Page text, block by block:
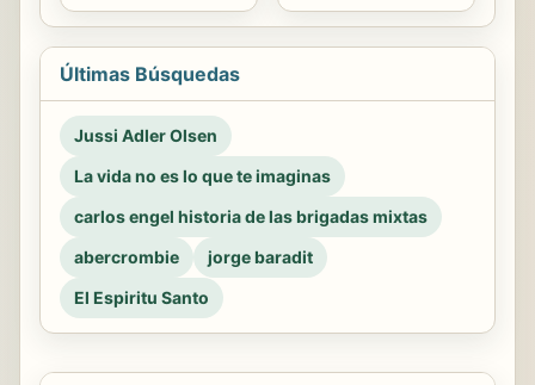
Últimas Búsquedas
Jussi Adler Olsen
La vida no es lo que te imaginas
carlos engel historia de las brigadas mixtas
abercrombie
jorge baradit
El Espiritu Santo